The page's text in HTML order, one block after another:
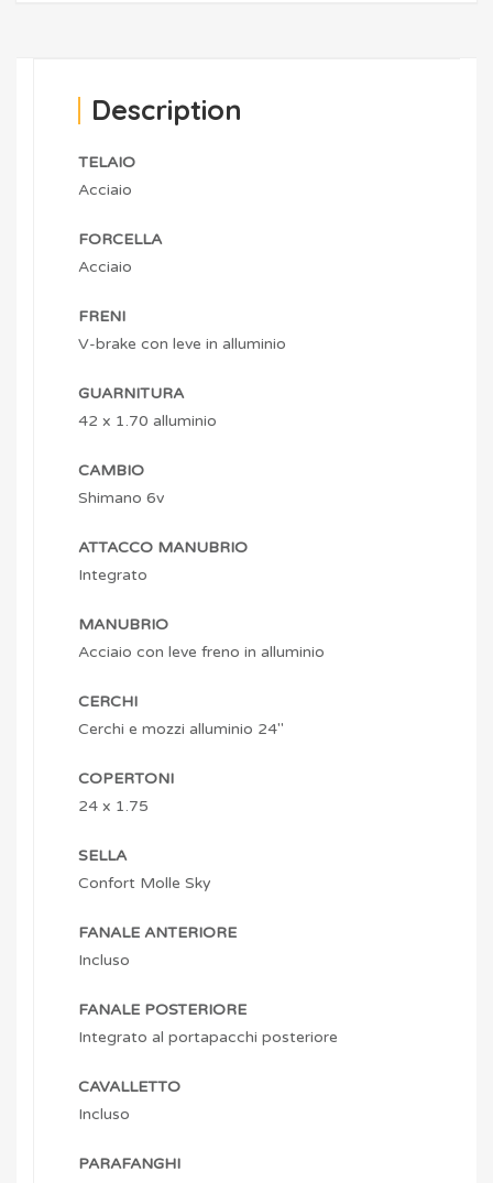
Description
TELAIO
Acciaio
FORCELLA
Acciaio
FRENI
V-brake con leve in alluminio
GUARNITURA
42 x 1.70 alluminio
CAMBIO
Shimano 6v
ATTACCO MANUBRIO
Integrato
MANUBRIO
Acciaio con leve freno in alluminio
CERCHI
Cerchi e mozzi alluminio 24″
COPERTONI
24 x 1.75
SELLA
Confort Molle Sky
FANALE ANTERIORE
Incluso
FANALE POSTERIORE
Integrato al portapacchi posteriore
CAVALLETTO
Incluso
PARAFANGHI